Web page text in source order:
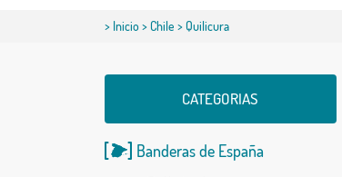
> Inicio>Chile > Quilicura
CATEGORIAS
Banderas de España